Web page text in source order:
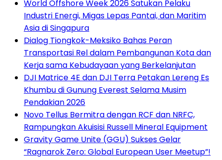
World Offshore Week 2026 Satukan Pelaku
Industri Energi, Migas Lepas Pantai, dan Maritim
Asia di Singapura
Dialog Tiongkok-Meksiko Bahas Peran
Transportasi Rel dalam Pembangunan Kota dan
Kerja sama Kebudayaan yang Berkelanjutan
DJI Matrice 4E dan DJI Terra Petakan Lereng Es
Khumbu di Gunung Everest Selama Musim
Pendakian 2026
Novo Tellus Bermitra dengan RCF dan NRFC,
Rampungkan Akuisisi Russell Mineral Equipment
Gravity Game Unite (GGU) Sukses Gelar
“Ragnarok Zero: Global European User Meetup”!